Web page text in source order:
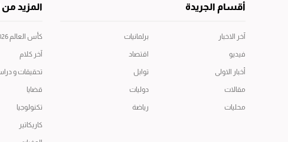
أقسام الجريدة
آخر الاخبار
فيديو
أخبار الاولى
مقالات
محليات
برلمانيات
اقتصاد
توابل
دوليات
رياضة
المزيد من
كأس العالم 2026
آخر كلام
تحقيقات و
قضايا
تكنولوجيا
كاريكاتير